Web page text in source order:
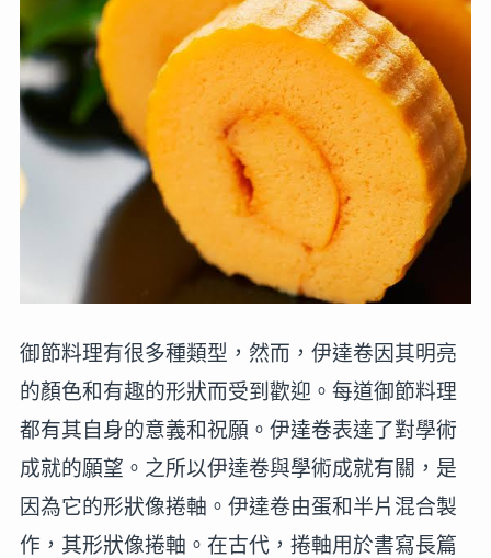
御節料理有很多種類型，然而，伊達卷因其明亮
的顏色和有趣的形狀而受到歡迎。每道御節料理
都有其自身的意義和祝願。伊達卷表達了對學術
成就的願望。之所以伊達卷與學術成就有關，是
因為它的形狀像捲軸。伊達卷由蛋和半片混合製
作，其形狀像捲軸。在古代，捲軸用於書寫長篇